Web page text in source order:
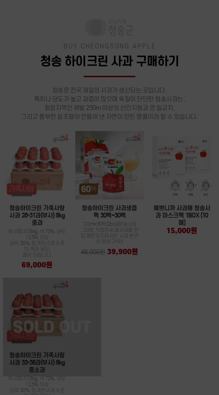
BUY CHEONGSONG APPLE
청송 하이크린 사과 구매하기
청송은 전국 제일의 사과가 생산되는 곳입니다.
특히나 당도가 높고 과즙이 많으며 육질이 단단한 청송사과는,
청정지역인 해발 250m 이상의 산간지형과 큰 일교차,
그리고 풍부한 일조량이 만들어 낸 자연이 만든 명품이라 할 수 있습니다.
청송하이크린 가족사랑
사과 28-31과(부사) 8kg
중과
부사(후지) 8kg, 색 70%, 당도
12.5% 이상
상위 30%, 정겨운사과 수준
의 색과 당도!
흠이 있습니다.
69,000원
청송하이크린 사과생즙
팩 30팩+30팩
120ml*30팩(2box)청송사과
그대로 착즙청송 꿀사과를 한
입 깨문듯프레쉬한 사과 본연
의 맛이 가득!!
48,000원 39,900원
예쁘니까 사과해 청송사
과 마스크팩 1BOX (10
매)
15,000원
청송하이크린 가족사랑
사과 33-36과(부사) 8kg
중소과
부사(후지) 8kg, 색 70%, 당도
12.5% 이상
상위 30%, 정겨운사과 수준